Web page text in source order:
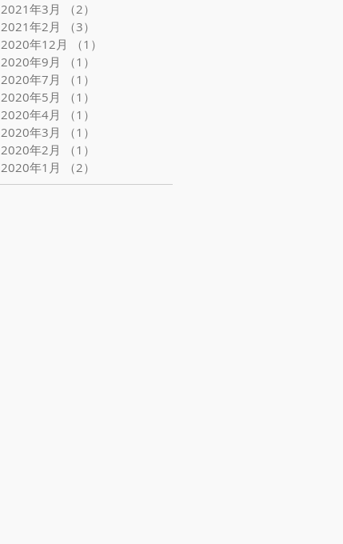
2021年3月
（2）
2021年2月
（3）
2020年12月
（1）
2020年9月
（1）
2020年7月
（1）
2020年5月
（1）
2020年4月
（1）
2020年3月
（1）
2020年2月
（1）
2020年1月
（2）